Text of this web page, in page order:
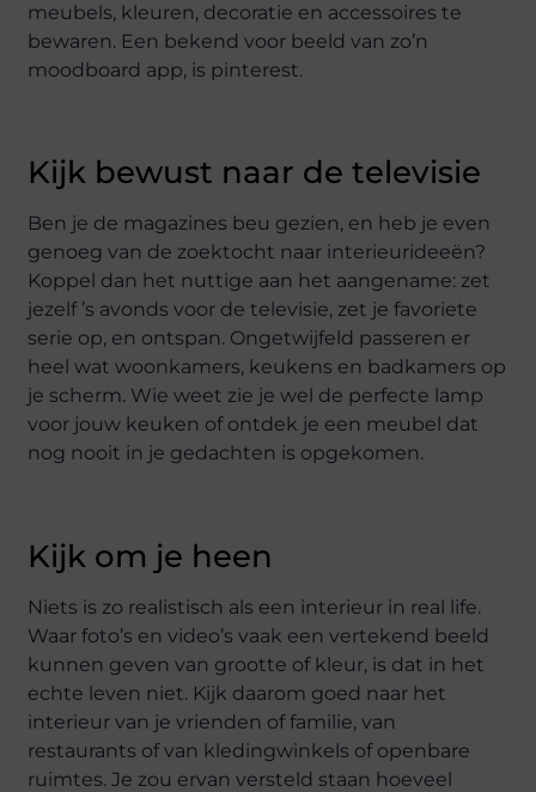
meubels, kleuren, decoratie en accessoires te
bewaren. Een bekend voor beeld van zo’n
moodboard app, is pinterest.
Kijk bewust naar de televisie
Ben je de magazines beu gezien, en heb je even
genoeg van de zoektocht naar interieurideeën?
Koppel dan het nuttige aan het aangename: zet
jezelf ’s avonds voor de televisie, zet je favoriete
serie op, en ontspan. Ongetwijfeld passeren er
heel wat woonkamers, keukens en badkamers op
je scherm. Wie weet zie je wel de perfecte lamp
voor jouw keuken of ontdek je een meubel dat
nog nooit in je gedachten is opgekomen.
Kijk om je heen
Niets is zo realistisch als een interieur in real life.
Waar foto’s en video’s vaak een vertekend beeld
kunnen geven van grootte of kleur, is dat in het
echte leven niet. Kijk daarom goed naar het
interieur van je vrienden of familie, van
restaurants of van kledingwinkels of openbare
ruimtes. Je zou ervan versteld staan hoeveel